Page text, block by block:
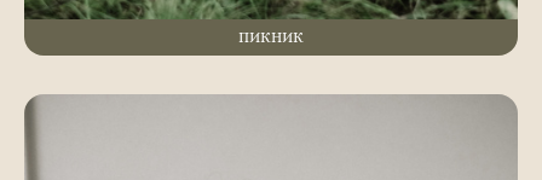
ПИКНИК